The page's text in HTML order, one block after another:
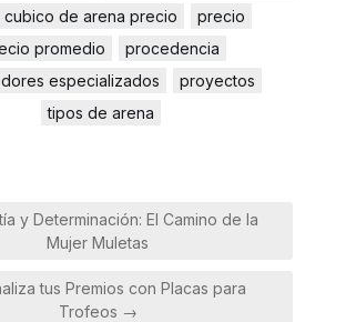
cubico de arena precio
precio
promedio
procedencia
especializados
proyectos
tipos de arena
y Determinación: El Camino de la
Mujer Muletas
tus Premios con Placas para
Trofeos →